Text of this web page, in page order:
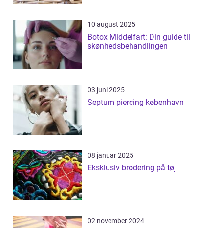
10 august 2025
Botox Middelfart: Din guide til
skønhedsbehandlingen
03 juni 2025
Septum piercing københavn
08 januar 2025
Eksklusiv brodering på tøj
02 november 2024